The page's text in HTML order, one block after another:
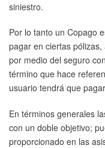
siniestro.
Por lo tanto un Copago
pagar en ciertas
por medio del seguro
término que hace
usuario tendrá que
En términos generales
con un doble objetivo;
proporcionado en las